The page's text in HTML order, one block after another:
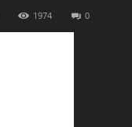
1974 0